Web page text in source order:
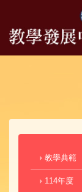
教學典範
114年度